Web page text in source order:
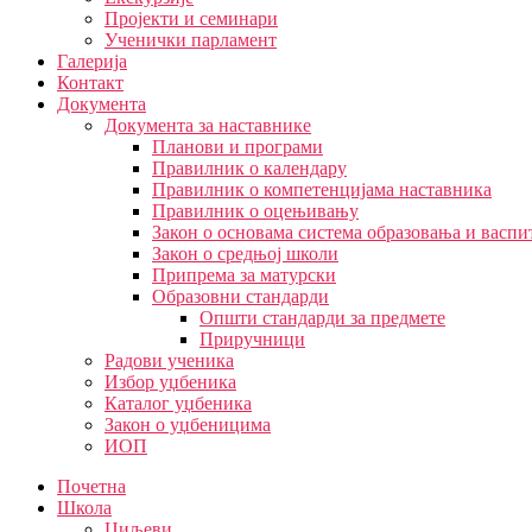
Пројекти и семинари
Ученички парламент
Галерија
Контакт
Документа
Документа за наставнике
Планови и програми
Правилник о календару
Правилник о компетенцијама наставника
Правилник о оцењивању
Закон о основама система образовања и
Закон о средњој школи
Припрема за матурски
Образовни стандарди
Општи стандарди за предмете
Приручници
Радови ученика
Избор уџбеника
Каталог уџбеника
Закон о уџбеницима
ИОП
Почетна
Школа